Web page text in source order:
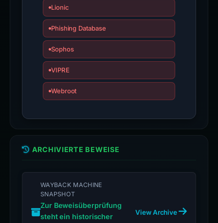
Lionic
Phishing Database
Sophos
VIPRE
Webroot
ARCHIVIERTE BEWEISE
WAYBACK MACHINE
SNAPSHOT
Zur Beweisüberprüfung
steht ein historischer
View Archive